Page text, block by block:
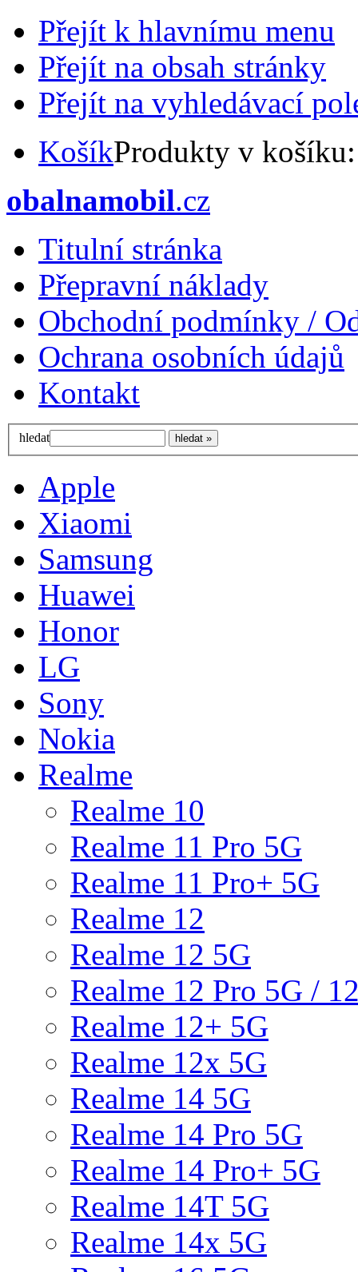
Přejít k hlavnímu menu
Přejít na obsah stránky
Přejít na vyhledávací
KošíkProdukty v
obalnamobil.cz
Titulní stránka
Přepravní náklady
Obchodní podmínky /
Ochrana osobních údajů
Kontakt
hledat
Apple
Xiaomi
Samsung
Huawei
Honor
LG
Sony
Nokia
Realme
Realme 10
Realme 11 Pro 5G
Realme 11 Pro+ 5G
Realme 12
Realme 12 5G
Realme 12 Pro 5G /
Realme 12+ 5G
Realme 12x 5G
Realme 14 5G
Realme 14 Pro 5G
Realme 14 Pro+ 5G
Realme 14T 5G
Realme 14x 5G